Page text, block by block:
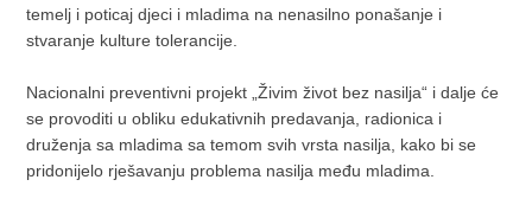
temelj i poticaj djeci i mladima na nenasilno ponašanje i
stvaranje kulture tolerancije.
Nacionalni preventivni projekt „Živim život bez nasilja“ i dalje će
se provoditi u obliku edukativnih predavanja, radionica i
druženja sa mladima sa temom svih vrsta nasilja, kako bi se
pridonijelo rješavanju problema nasilja među mladima.